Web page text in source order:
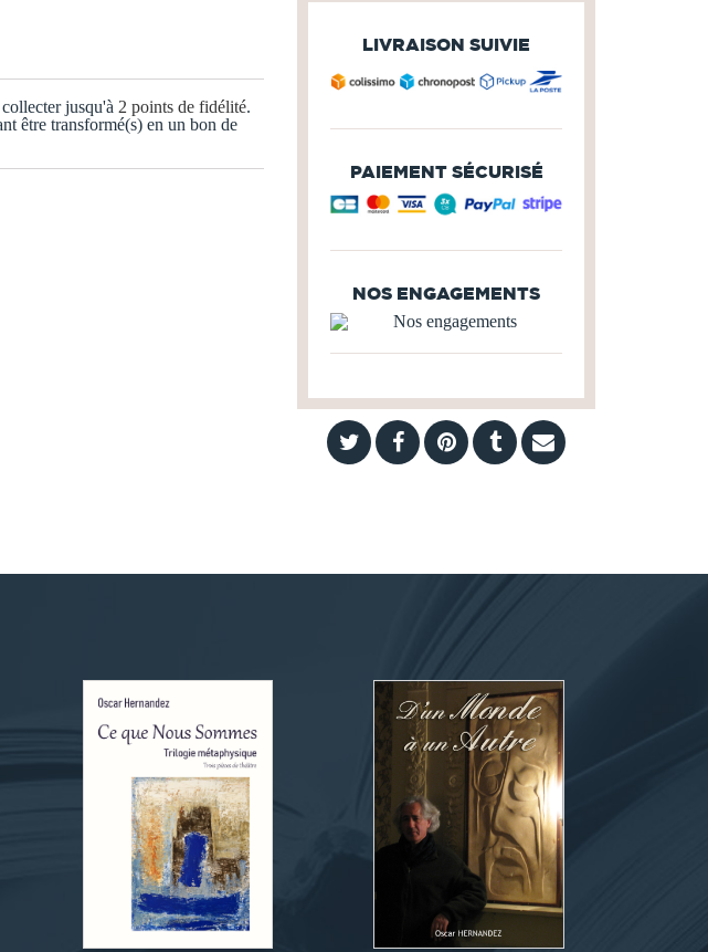
jusqu'à 2 points de fidélité.
être transformé(s) en un bon de
LIVRAISON SUIVIE
PAIEMENT SÉCURISÉ
NOS ENGAGEMENTS